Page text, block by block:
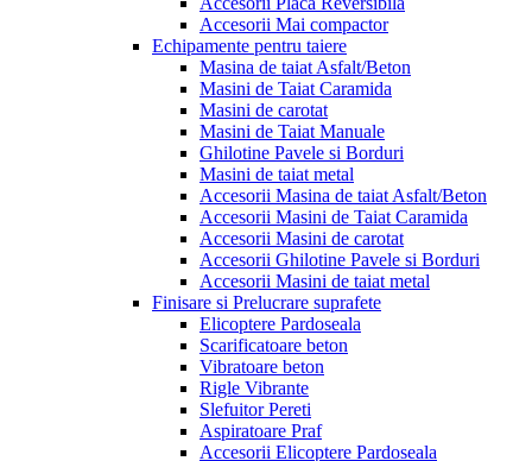
Accesorii Mai compactor
Echipamente pentru taiere
Masina de taiat Asfalt/Beton
Masini de Taiat Caramida
Masini de carotat
Masini de Taiat Manuale
Ghilotine Pavele si Borduri
Masini de taiat metal
Accesorii Masina de taiat Asfalt/Beton
Accesorii Masini de Taiat Caramida
Accesorii Masini de carotat
Accesorii Ghilotine Pavele si Borduri
Accesorii Masini de taiat metal
Finisare si Prelucrare suprafete
Elicoptere Pardoseala
Scarificatoare beton
Vibratoare beton
Rigle Vibrante
Slefuitor Pereti
Aspiratoare Praf
Accesorii Elicoptere Pardoseala